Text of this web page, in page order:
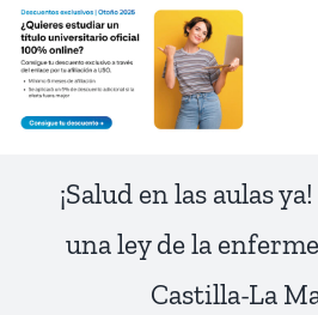
¡Salud en las aulas
una ley de la
Castilla-La